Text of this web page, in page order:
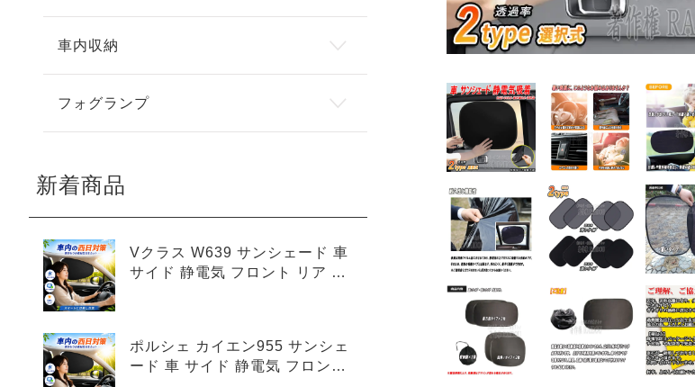
車内収納
フォグランプ
新着商品
Vクラス W639 サンシェード 車
サイド 静電気 フロント リア 4
ポルシェ カイエン955 サンシェ
ード 車 サイド 静電気 フロント